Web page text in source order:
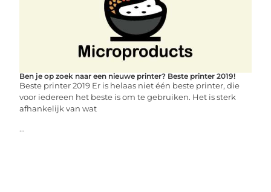
Ben je op zoek naar een nieuwe printer? Beste printer 2019!
Beste printer 2019 Er is helaas niet één beste printer, die
voor iedereen het beste is om te gebruiken. Het is sterk
afhankelijk van wat
...